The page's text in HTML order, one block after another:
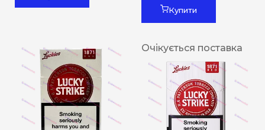
Купити
Очікується поставка